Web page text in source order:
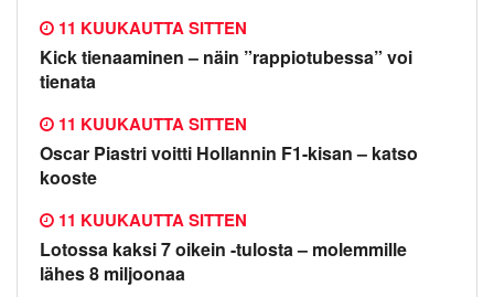
Kick tienaaminen – näin ”rappiotubessa” voi
tienata
11 KUUKAUTTA SITTEN
Oscar Piastri voitti Hollannin F1-kisan – katso
kooste
11 KUUKAUTTA SITTEN
Lotossa kaksi 7 oikein -tulosta – molemmille
lähes 8 miljoonaa
11 KUUKAUTTA SITTEN